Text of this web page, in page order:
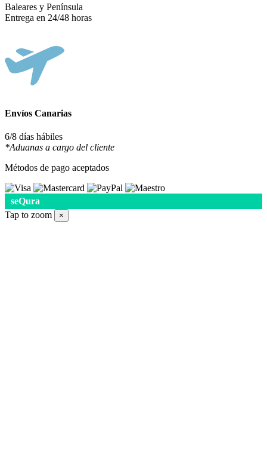
Baleares y Península
Entrega en 24/48 horas
Envíos Canarias
6/8 días hábiles
*Aduanas a cargo del cliente
Métodos de pago aceptados
seQura
Tap to zoom
×